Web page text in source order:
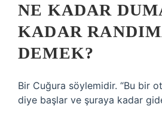
NE KADAR
KADAR
DEMEK?
Bir Cuğura söylemidir. “Bu bir
diye başlar ve şuraya kadar